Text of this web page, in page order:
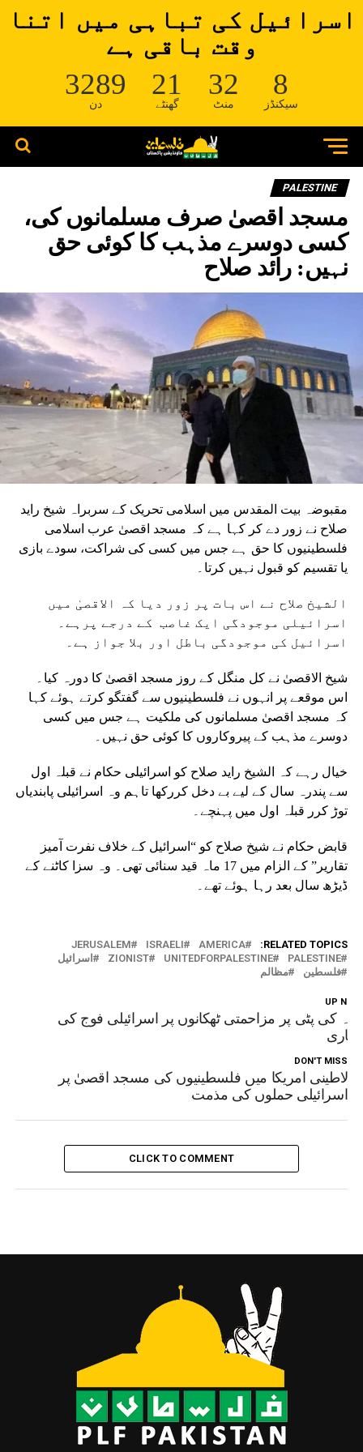
اسرائیل کی تباہی میں اتنا
وقت باقی ہے
3289
دن
21
گھنٹے
32
منٹ
8
سیکنڈز
PALESTINE
مسجد اقصیٰ صرف مسلمانوں کی،
کسی دوسرے مذہب کا کوئی حق
نہیں: رائد صلاح
مقبوضہ بیت المقدس میں اسلامی تحریک کے سربراہ شیخ راید
صلاح نے زور دے کر کہا ہے کہ مسجد اقصیٰ عرب اسلامی
فلسطینیوں کا حق ہے جس میں کسی کی شراکت، سودے بازی
یا تقسیم کو قبول نہیں کرتا۔
الشیخ صلاح نے اس بات پر زور دیا کہ الاقصیٰ میں
اسرائیلی موجودگی ایک غاصب کے درجے پرہے۔
اسرائیل کی موجودگی باطل اور بلا جواز ہے۔
شیخ الاقصیٰ نے کل منگل کے روز مسجد اقصیٰ کا دورہ کیا۔
اس موقعے پر انہوں نے فلسطینیوں سے گفتگو کرتے ہوئے کہا
کہ مسجد اقصیٰ مسلمانوں کی ملکیت ہے جس میں کسی
دوسرے مذہب کے پیروکاروں کا کوئی حق نہیں۔
خیال رہے کہ الشیخ راید صلاح کو اسرائیلی حکام نے قبلہ اول
سے پندرہ سال کے لیے بے دخل کررکھا تاہم وہ اسرائیلی پابندیاں
توڑ کرر قبلہ اول میں پہنچے۔
قابض حکام نے شیخ صلاح کو “اسرائیل کے خلاف نفرت آمیز
تقاریر” کے الزام میں 17 ماہ قید سنائی تھی۔ وہ سزا کاٹنے کے
ڈیڑھ سال بعد رہا ہوئے تھے۔
RELATED TOPICS:
AMERICA
ISRAELI
JERUSALEM
PALESTINE
UNITEDFORPALESTINE
ZIONIST
اسرائیل
فلسطین
مظالم
UP
کی پٹی پر مزاحمتی ٹھکانوں پر اسرائیلی فوج کی
DON'T MISS
لاطینی امریکا میں فلسطینیوں کی مسجد اقصیٰ پر
اسرائیلی حملوں کی مذمت
CLICK TO COMMENT